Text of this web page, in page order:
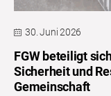
30. Juni 2026
FGW beteiligt
Sicherheit und
Gemeinschaft